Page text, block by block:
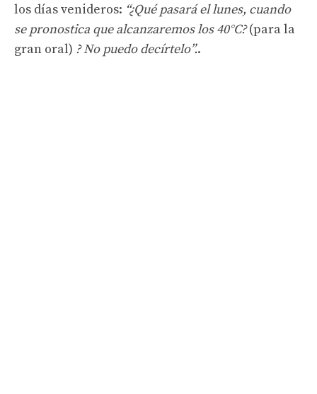
los días venideros: “¿Qué pasará el lunes, cuando
se pronostica que alcanzaremos los 40°C?(para la
gran oral) ? No puedo decírtelo”..